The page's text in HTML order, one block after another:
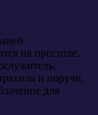
на престоле.
и поручи,
для